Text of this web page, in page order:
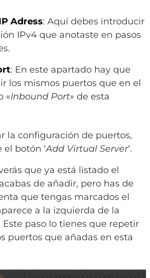
Adress: Aquí debes introducir
IPv4 que anotaste en pasos
: En este apartado hay que
los mismos puertos que en el
«Inbound Port» de esta
la configuración de puertos,
el botón ‘Add Virtual Server‘.
que ya está listado el
de añadir, pero has de
que tengas marcados el
a la izquierda de la
Este paso lo tienes que repetir
puertos que añadas en esta